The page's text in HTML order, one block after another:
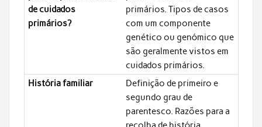
de cuidados
primários?
primários. Tipos de casos
com um componente
genético ou genómico que
são geralmente vistos em
cuidados primários.
História familiar
Definição de primeiro e
segundo grau de
parentesco. Razões para a